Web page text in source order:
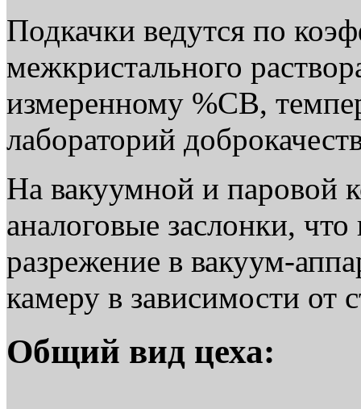
Подкачки ведутся по
межкристального
измеренному %СВ,
лабораторий
На вакуумной и паровой
аналоговые заслонки, что
разрежение в вакуум-
камеру в зависимости от
Общий вид цеха: